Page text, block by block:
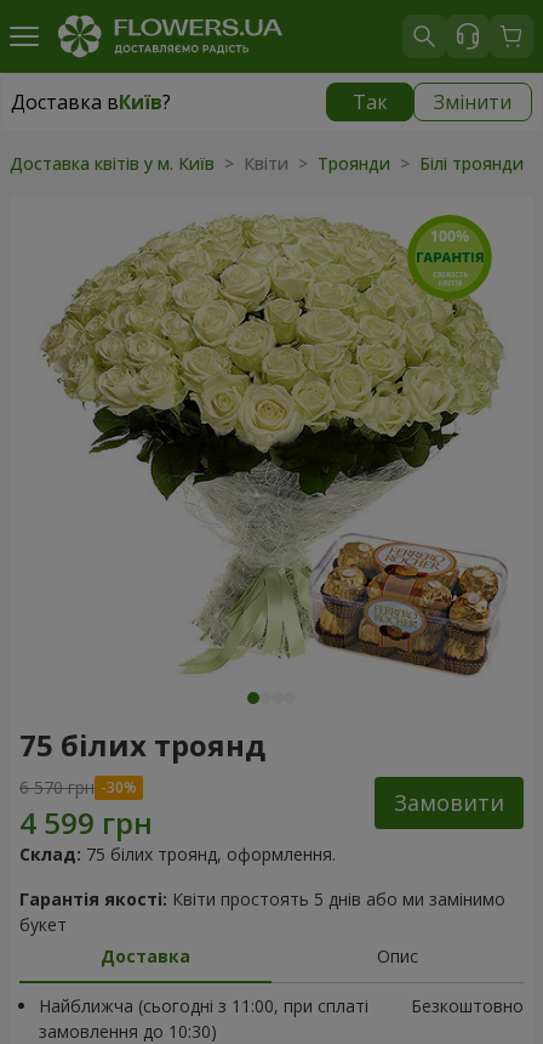
Доставка вКиїв? Так Змінити
Доставка вКиїв
Доставка квітів у м. Київ > Квіти > Троянди > Білі троянди
75 білих троянд
6 570 грн
Замовити
Склад: 75 білих троянд, оформлення.
Гарантія якості: Квіти простоять 5 днів або ми замінимо
букет
Доставка
Опис
Найближча (сьогодні з 11:00, при сплаті
замовлення до 10:30)
Безкоштовно